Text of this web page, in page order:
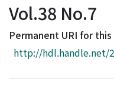
Browse
Download Ranking
Access Statistics
Vol.38 No.7
Permanent URI for
http://hdl.handle.net/